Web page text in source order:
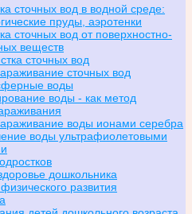
сточных вод в водной среде:
пруды, аэротенки
сточных вод от поверхностно-
веществ
сточных вод
сточных вод
воды
воды - как метод
воды ионами серебра
воды ультрафиолетовыми
дошкольника
развития